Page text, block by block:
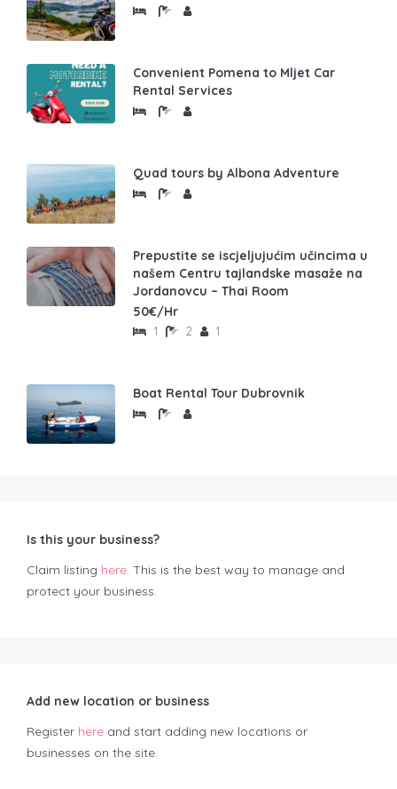
Convenient Pomena to Mljet Car
Rental Services
Quad tours by Albona Adventure
Prepustite se iscjeljujućim učincima u
našem Centru tajlandske masaže na
Jordanovcu – Thai Room
50€/Hr
1 2 1
Boat Rental Tour Dubrovnik
Is this your business?
Claim listing here. This is the best way to manage and
protect your business.
Add new location or business
Register here and start adding new locations or
businesses on the site.